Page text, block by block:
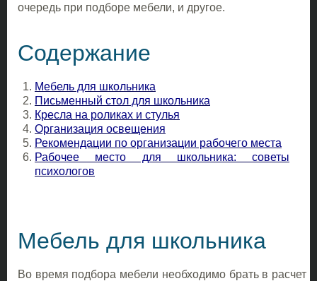
очередь при подборе мебели, и другое.
Содержание
Мебель для школьника
Письменный стол для школьника
Кресла на роликах и стулья
Организация освещения
Рекомендации по организации рабочего места
Рабочее место для школьника: советы
психологов
Мебель для школьника
Во время подбора мебели необходимо брать в расчет